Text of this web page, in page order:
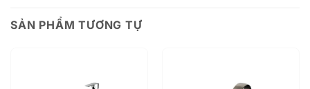
SẢN PHẨM TƯƠNG TỰ